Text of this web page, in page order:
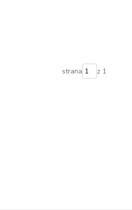
strana z 1